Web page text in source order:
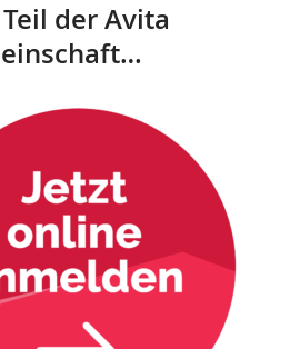
der Avita